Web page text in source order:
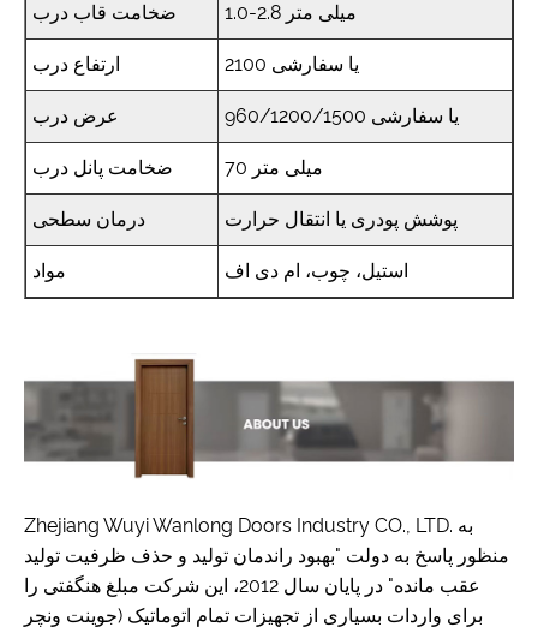
ضخامت قاب درب 1.0-2.8 میلی متر
ارتفاع درب 2100 یا سفارشی
عرض درب 960/1200/1500 یا سفارشی
ضخامت پانل درب 70 میلی متر
درمان سطحی پوشش پودری یا انتقال حرارت
مواد استیل، چوب، ام دی اف
Zhejiang Wuyi Wanlong Doors Industry CO., LTD. به
منظور پاسخ به دولت "بهبود راندمان تولید و حذف ظرفیت تولید
عقب مانده" در پایان سال 2012، این شرکت مبلغ هنگفتی را
برای واردات بسیاری از تجهیزات تمام اتوماتیک (جوینت ونچر